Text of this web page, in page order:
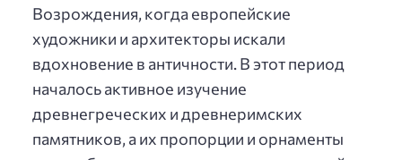
Возрождения, когда европейские
художники и архитекторы искали
вдохновение в античности. В этот период
началось активное изучение
древнегреческих и древнеримских
памятников, а их пропорции и орнаменты